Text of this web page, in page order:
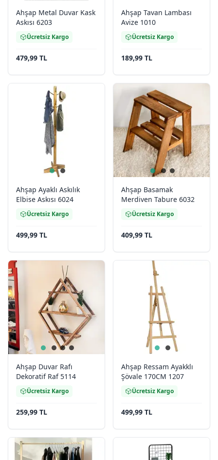
Ahşap Metal Duvar Kask
Askısı 6203
Ücretsiz Kargo
479,99 TL
Ahşap Tavan Lambası
Avize 1010
Ücretsiz Kargo
189,99 TL
Ahşap Ayaklı Askılık
Elbise Askısı 6024
Ücretsiz Kargo
499,99 TL
Ahşap Basamak
Merdiven Tabure 6032
Ücretsiz Kargo
409,99 TL
Ahşap Duvar Rafı
Dekoratif Raf 5114
Ücretsiz Kargo
259,99 TL
Ahşap Ressam Ayakklı
Şövale 170CM 1207
Ücretsiz Kargo
499,99 TL